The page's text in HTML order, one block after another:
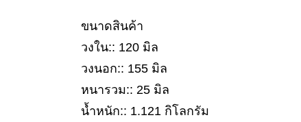
ขนาดสินค้า
วงใน:: 120 มิล
วงนอก:: 155 มิล
หนารวม:: 25 มิล
น้ำหนัก:: 1.121 กิโลกรัม